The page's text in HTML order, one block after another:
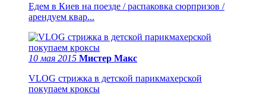
Едем в Киев на поезде / распаковка сюрпризов /
арендуем квар...
10 мая 2015 Мистер Макс
VLOG стрижка в детской парикмахерской
покупаем кроксы